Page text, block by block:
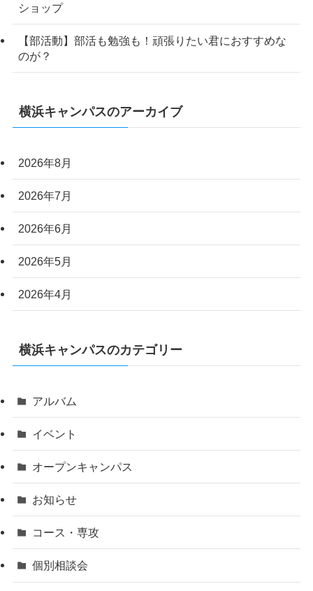
ショップ
【部活動】部活も勉強も！頑張りたい君におすすめな
のが？
横浜キャンパスのアーカイブ
2026年8月
2026年7月
2026年6月
2026年5月
2026年4月
横浜キャンパスのカテゴリー
アルバム
イベント
オープンキャンパス
お知らせ
コース・専攻
個別相談会